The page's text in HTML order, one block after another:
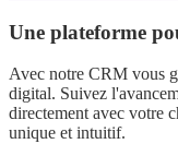
Une plateforme
Avec notre CRM vous
digital. Suivez
directement avec votre
unique et intuitif.